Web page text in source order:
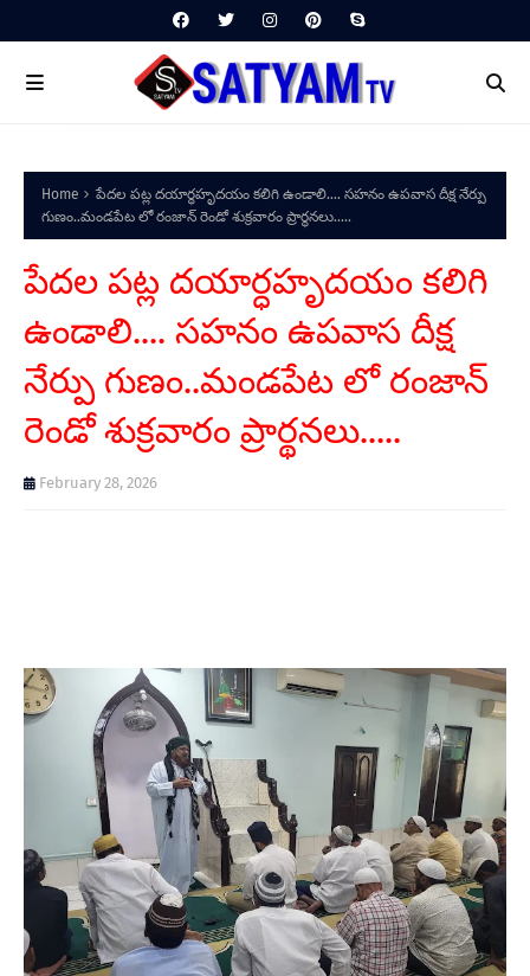
Home
పేదల పట్ల దయార్ధహృదయం కలిగి ఉండాలి.... సహనం ఉపవాస దీక్ష నేర్పు
గుణం..మండపేట లో రంజాన్ రెండో శుక్రవారం ప్రార్థనలు.....
పేదల పట్ల దయార్ధహృదయం కలిగి
ఉండాలి.... సహనం ఉపవాస దీక్ష
నేర్పు గుణం..మండపేట లో రంజాన్
రెండో శుక్రవారం ప్రార్థనలు.....
February 28, 2026